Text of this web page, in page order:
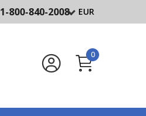
1-800-840-2008 EUR
0